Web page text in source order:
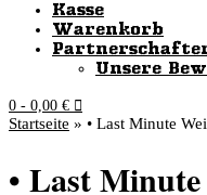
Kasse
Warenkorb
Unsere
0 - 0,00 €
Startseite » • Last Minute
• Last